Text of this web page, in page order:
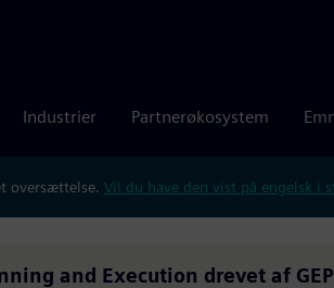
Industrier Partnerøkosystem
oversættelse. Vil du have den vist på engelsk i
and Execution drevet af